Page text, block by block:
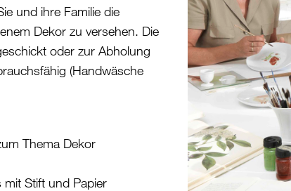
und ihre Familie die
Dekor zu versehen. Die
oder zur Abholung
(Handwäsche
Thema Dekor
Stift und Papier